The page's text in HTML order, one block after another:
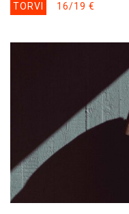
TORVI 16/19 €